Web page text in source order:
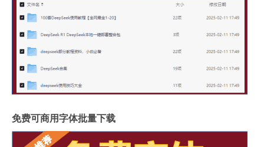
免费可商用字体批量下载